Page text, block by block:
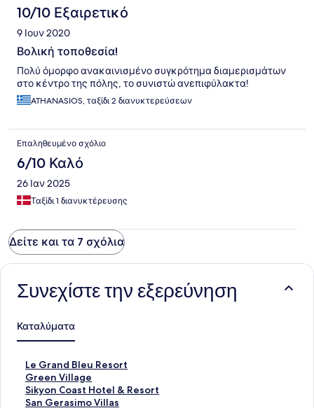
10/10 Εξαιρετικό
9 Ιουν 2020
Βολική τοποθεσία!
Πολύ όμορφο ανακαινισμένο συγκρότημα διαμερισμάτων
στο κέντρο της πόλης, το συνιστώ ανεπιφύλακτα!
ATHANASIOS, ταξίδι 2 διανυκτερεύσεων
Επαληθευμένο σχόλιο
6/10 Καλό
26 Ιαν 2025
Ταξίδι 1 διανυκτέρευσης
Δείτε και τα 7 σχόλια
Συνεχίστε την εξερεύνηση
Καταλύματα
Le Grand Bleu Resort
Σ
τ
ά
ν
Green Village
Σ
τ
ά
Sikyon Coast Hotel & Resort
Σ
τ
San Gerasimo Villas
Σ